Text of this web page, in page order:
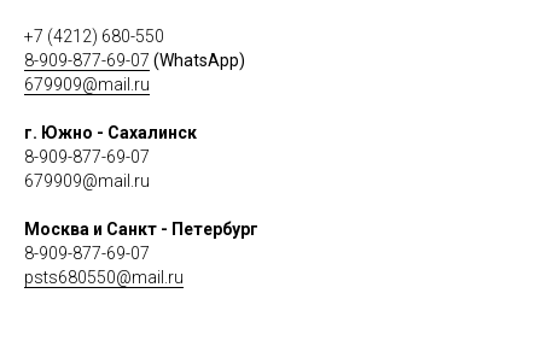
+7 (4212) 680-550
8-909-877-69-07 (WhatsApp)
679909@mail.ru
г. Южно - Сахалинск
8-909-877-69-07
679909@mail.ru
Москва и Санкт - Петербург
8-909-877-69-07
psts680550@mail.ru